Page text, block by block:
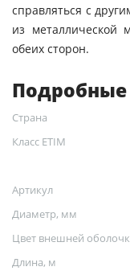
справляться с
из
обеих сторон.
Подробные
Страна
Класс ETIM
Артикул
Диаметр, мм
Цвет внешней
Длина, м